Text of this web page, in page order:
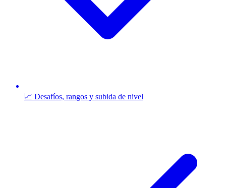
📈 Desafíos, rangos y subida de nivel